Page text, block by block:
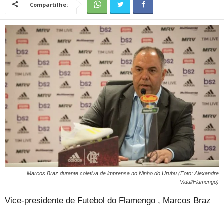
Compartilhe:
Marcos Braz durante coletiva de imprensa no Ninho do Urubu (Foto: Alexandre
Vidal/Flamengo)
Vice-presidente de Futebol do Flamengo , Marcos Braz